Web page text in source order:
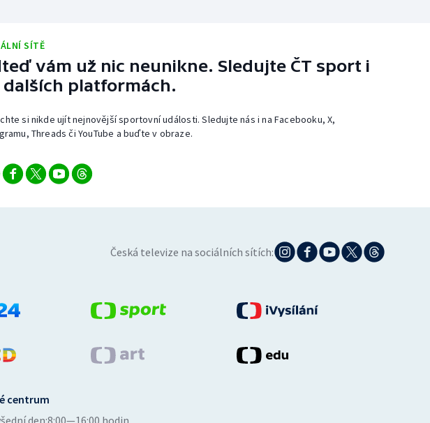
SÍTĚ
vám už nic neunikne. Sledujte ČT sport i
dalších platformách.
si nikde ujít nejnovější sportovní události. Sledujte nás i na Facebooku, X,
Threads či YouTube a buďte v obraze.
Česká televize na sociálních sítích:
centrum